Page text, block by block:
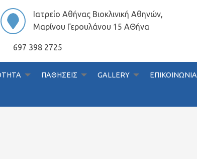
Ιατρείο Αθήνας Βιοκλινική Αθηνών,
Μαρίνου Γερουλάνου 15 ΑΘήνα
697 398 2725
ΠΑΘΗΣΕΙΣ GALLERY ΕΠΙΚΟΙΝΩΝΙΑ